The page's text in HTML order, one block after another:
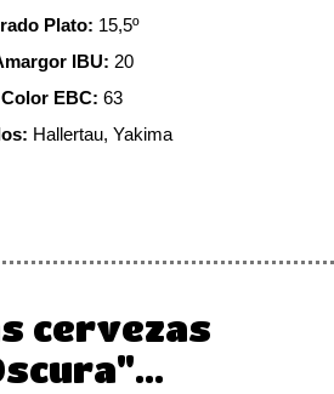
Plato: 15,5º
IBU: 20
Color EBC: 63
Hallertau, Yakima
cervezas